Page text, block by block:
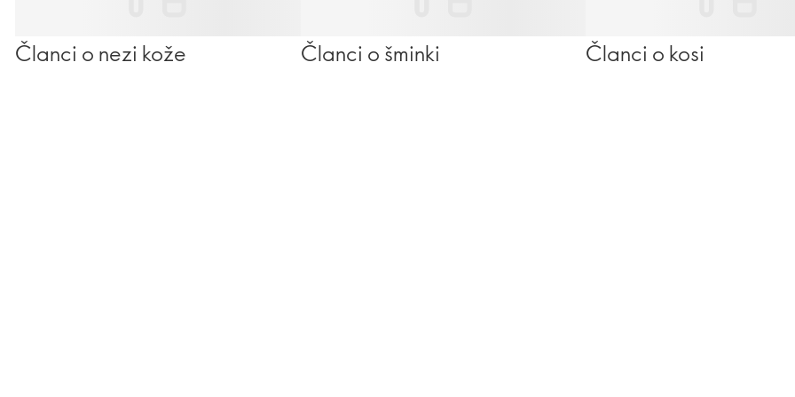
Članci o nezi kože Članci o šminki Članci o kosi